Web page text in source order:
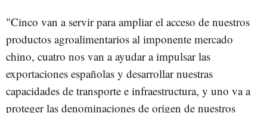
"Cinco van a servir para ampliar el acceso de nuestros
productos agroalimentarios al imponente mercado
chino, cuatro nos van a ayudar a impulsar las
exportaciones españolas y desarrollar nuestras
capacidades de transporte e infraestructura, y uno va a
proteger las denominaciones de origen de nuestros